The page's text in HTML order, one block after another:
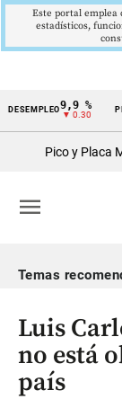
Cintillo
Colombia
9,9 %
▼ 0.30
PIB
Pico y Placa
menu
Temas
Luis
no está
país
Este portal emplea
estadísticos,